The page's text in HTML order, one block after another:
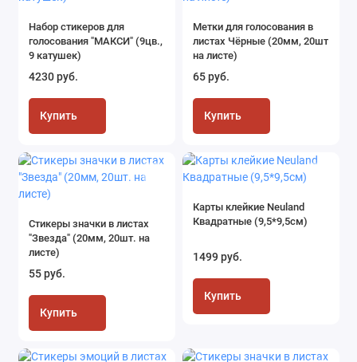
Набор стикеров для
голосования "МАКСИ" (9цв.,
9 катушек)
4230 руб.
Купить
Метки для голосования в
листах Чёрные (20мм, 20шт
на листе)
65 руб.
Купить
Стикеры значки в листах
"Звезда" (20мм, 20шт. на
листе)
55 руб.
Купить
Карты клейкие Neuland
Квадратные (9,5*9,5см)
1499 руб.
Купить